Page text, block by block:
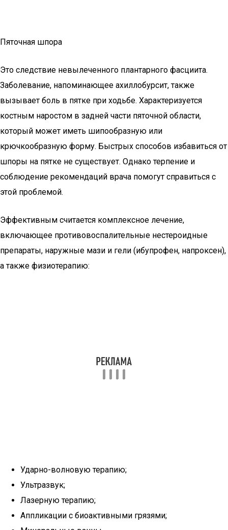
Пяточная шпора
Это следствие невылеченного плантарного фасциита.
Заболевание, напоминающее ахиллобурсит, также
вызывает боль в пятке при ходьбе. Характеризуется
костным наростом в задней части пяточной области,
который может иметь шипообразную или
крючкообразную форму. Быстрых способов избавиться от
шпоры на пятке не существует. Однако терпение и
соблюдение рекомендаций врача помогут справиться с
этой проблемой.
Эффективным считается комплексное лечение,
включающее противовоспалительные нестероидные
препараты, наружные мази и гели (ибупрофен, напроксен),
а также физиотерапию:
Ударно-волновую терапию;
Ультразвук;
Лазерную терапию;
Аппликации с биоактивными грязями;